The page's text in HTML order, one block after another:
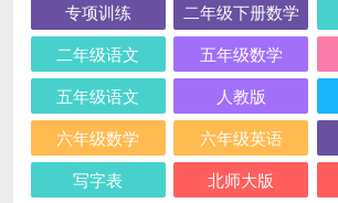
专项训练
二年级下册数学
二年级语文
五年级数学
五年级语文
人教版
六年级数学
六年级英语
写字表
北师大版